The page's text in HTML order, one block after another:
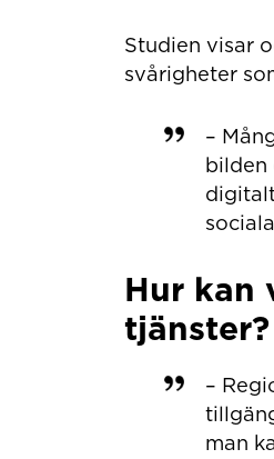
Studien visar
svårigheter
–
bilden
Hur kan
tjänster?
–
man